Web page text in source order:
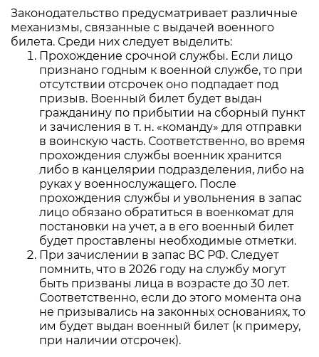
Законодательство предусматривает различные
механизмы, связанные с выдачей военного
билета. Среди них следует выделить:
Прохождение срочной службы. Если лицо
признано годным к военной службе, то при
отсутствии отсрочек оно подпадает под
призыв. Военный билет будет выдан
гражданину по прибытии на сборный пункт
и зачисления в т. н. «команду» для отправки
в воинскую часть. Соответственно, во время
прохождения службы военник хранится
либо в канцелярии подразделения, либо на
руках у военнослужащего. После
прохождения службы и увольнения в запас
лицо обязано обратиться в военкомат для
постановки на учет, а в его военный билет
будет проставлены необходимые отметки.
При зачислении в запас ВС РФ. Следует
помнить, что в 2026 году на службу могут
быть призваны лица в возрасте до 30 лет.
Соответственно, если до этого момента она
не призывались на законных основаниях, то
им будет выдан военный билет (к примеру,
при наличии отсрочек).